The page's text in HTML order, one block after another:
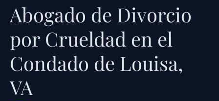
Abogado de Divorcio
por Crueldad en el
Condado de Louisa,
VA